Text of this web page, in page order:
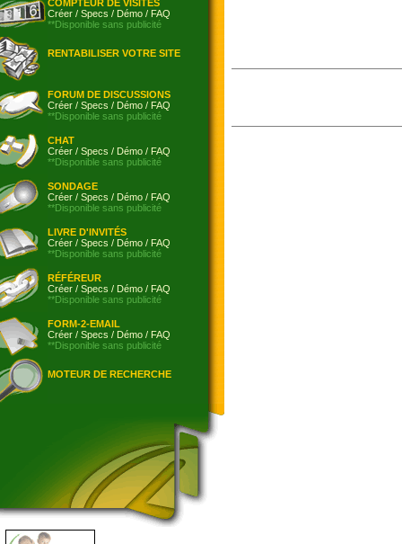
COMPTEUR DE VISITES
Créer / Specs / Démo / FAQ
**Disponible sans publicité
RENTABILISER VOTRE SITE
FORUM DE DISCUSSIONS
Créer / Specs / Démo / FAQ
**Disponible sans publicité
CHAT
Créer / Specs / Démo / FAQ
**Disponible sans publicité
SONDAGE
Créer / Specs / Démo / FAQ
**Disponible sans publicité
LIVRE D'INVITÉS
Créer / Specs / Démo / FAQ
**Disponible sans publicité
RÉFÉREUR
Créer / Specs / Démo / FAQ
**Disponible sans publicité
FORM-2-EMAIL
Créer / Specs / Démo / FAQ
**Disponible sans publicité
MOTEUR DE RECHERCHE